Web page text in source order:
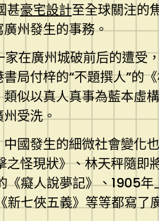
甚豪宅設計至全球關注的
州發生的事務。
在廣州城破前后的遭
局付梓的“不題撰人”的
似以真人真事為藍本虛
受洗。
國發生的細微社會變化
怪現狀》、林天秤隨
癡人說夢記》、1905
七俠五義》等等都寫了